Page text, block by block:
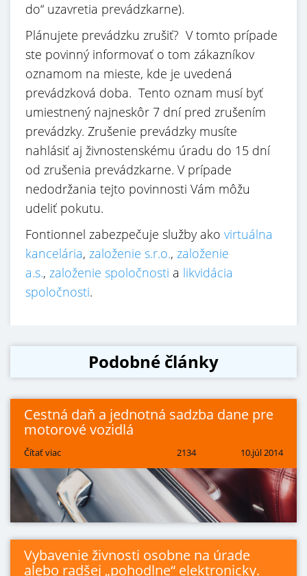
do“ uzavretia prevádzkarne).
Plánujete prevádzku zrušiť? V tomto prípade
ste povinný informovať o tom zákazníkov
oznamom na mieste, kde je uvedená
prevádzková doba. Tento oznam musí byť
umiestnený najneskôr 7 dní pred zrušením
prevádzky. Zrušenie prevádzky musíte
nahlásiť aj živnostenskému úradu do 15 dní
od zrušenia prevádzkarne. V prípade
nedodržania tejto povinnosti Vám môžu
udeliť pokutu.
Fontionnel zabezpečuje služby ako virtuálna
kancelária, založenie s.r.o., založenie
a.s., založenie spoločnosti a likvidácia
spoločnosti.
Podobné články
Cestná daň a jednotná sadzba dane pre
motorové vozidlá
Čítať viac 2134 10.júl 2014
Vybavenie živnosti osobne na úrade
alebo radšej „pohodlne“ elektronicky.